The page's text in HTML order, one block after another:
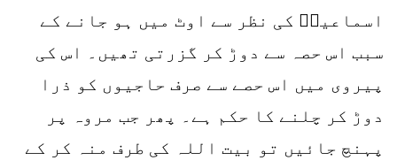
اسماعیلؑ کی نظر سے اوٹ میں ہو جانے کے
سبب اس حصہ سے دوڑ کر گزرتی تھیں۔ اس کی
پیروی میں اس حصے سے صرف حاجیوں کو ذرا
دوڑ کر چلنے کا حکم ہے۔ پھر جب مروہ پر
پہنچ جائیں تو بیت اللہ کی طرف منہ کر کے